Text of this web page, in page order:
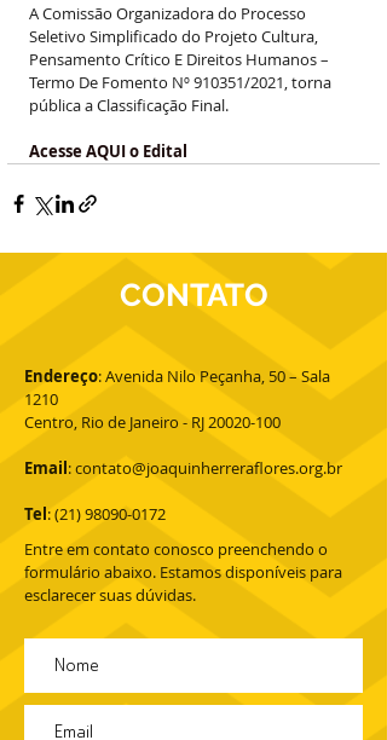
A Comissão Organizadora do Processo
Seletivo Simplificado do Projeto Cultura,
Pensamento Crítico E Direitos Humanos –
Termo De Fomento Nº 910351/2021, torna
pública a Classificação Final.
Acesse AQUI o Edital
CONTATO
Endereço: Avenida Nilo Peçanha, 50 – Sala
1210
Centro, Rio de Janeiro - RJ 20020-100
Email:contato@joaquinherreraflores.org.br
Tel:(21) 98090-0172
Entre em contato conosco preenchendo o
formulário abaixo. Estamos disponíveis para
esclarecer suas dúvidas.